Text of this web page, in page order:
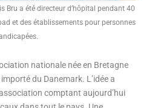
Bru a été directeur d’hôpital pendant 40
et des établissements pour personnes
nationale née en Bretagne
du Danemark. L’idée a
comptant aujourd’hui